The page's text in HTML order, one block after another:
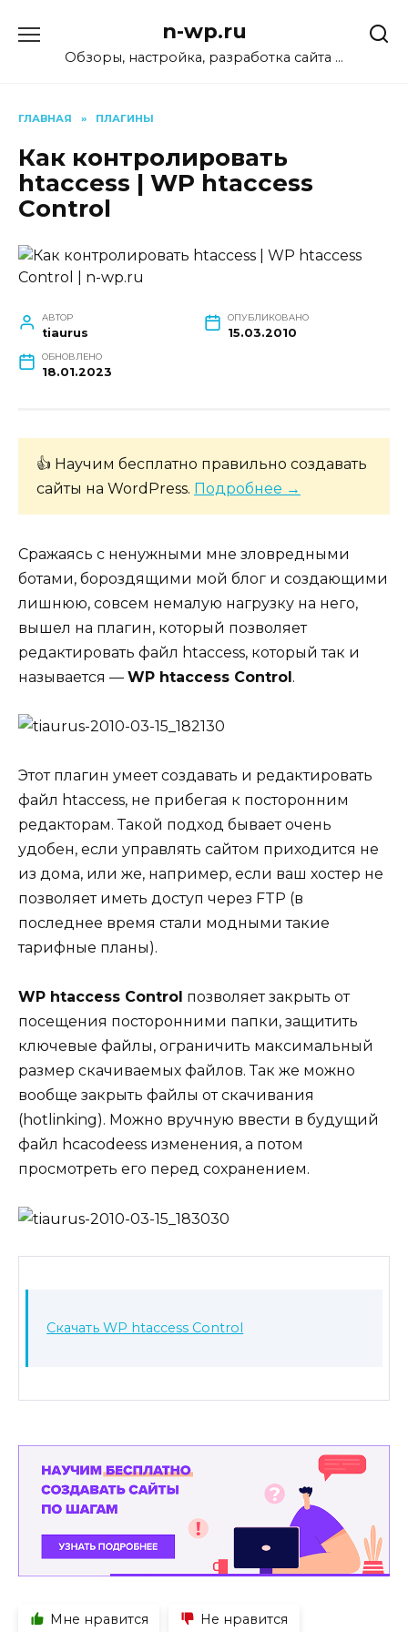
содержанию
n-wp.ru
Обзоры, настройка, разработка сайта …
ГЛАВНАЯ » ПЛАГИНЫ
Как контролировать
htaccess | WP htaccess
Control
АВТОР
tiaurus
ОПУБЛИКОВАНО
15.03.2010
ОБНОВЛЕНО
18.01.2023
👍 Научим бесплатно правильно создавать
сайты на WordPress. Подробнее →
Сражаясь с ненужными мне зловредными
ботами, бороздящими мой блог и создающими
лишнюю, совсем немалую нагрузку на него,
вышел на плагин, который позволяет
редактировать файл htaccess, который так и
называется — WP htaccess Control.
Этот плагин умеет создавать и редактировать
файл htaccess, не прибегая к посторонним
редакторам. Такой подход бывает очень
удобен, если управлять сайтом приходится не
из дома, или же, например, если ваш хостер не
позволяет иметь доступ через FTP (в
последнее время стали модными такие
тарифные планы).
WP htaccess Control позволяет закрыть от
посещения посторонними папки, защитить
ключевые файлы, ограничить максимальный
размер скачиваемых файлов. Так же можно
вообще закрыть файлы от скачивания
(hotlinking). Можно вручную ввести в будущий
файл hcacodeess изменения, а потом
просмотреть его перед сохранением.
Скачать WP htaccess Control
Мне нравится Не нравится